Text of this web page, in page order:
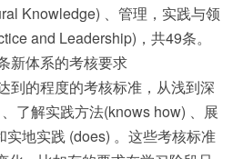
Knowledge) 、管理，实践与领
and Leadership)，共49条。
新体系的考核要求
到的程度的考核标准，从浅到深
了解实践方法(knows how) 、展
地实践 (does) 。这些考核标准